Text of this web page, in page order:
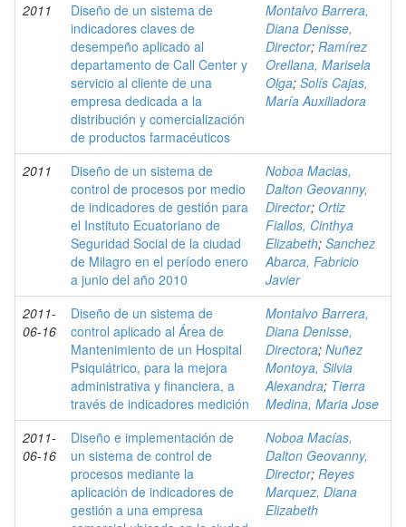
2011
Diseño de un sistema de
indicadores claves de
desempeño aplicado al
departamento de Call Center y
servicio al cliente de una
empresa dedicada a la
distribución y comercialización
de productos farmacéuticos
Montalvo Barrera,
Diana Denisse,
Director; Ramírez
Orellana, Marisela
Olga; Solís Cajas,
María Auxiliadora
2011
Diseño de un sistema de
control de procesos por medio
de indicadores de gestión para
el Instituto Ecuatoriano de
Seguridad Social de la ciudad
de Milagro en el período enero
a junio del año 2010
Noboa Macias,
Dalton Geovanny,
Director; Ortiz
Fiallos, Cinthya
Elizabeth; Sanchez
Abarca, Fabricio
Javier
2011-
06-16
Diseño de un sistema de
control aplicado al Área de
Mantenimiento de un Hospital
Psiquiátrico, para la mejora
administrativa y financiera, a
través de indicadores medición
Montalvo Barrera,
Diana Denisse,
Directora; Nuñez
Montoya, Silvia
Alexandra; Tierra
Medina, Maria Jose
2011-
06-16
Diseño e implementación de
un sistema de control de
procesos mediante la
aplicación de indicadores de
gestión a una empresa
Noboa Macías,
Dalton Geovanny,
Director; Reyes
Marquez, Diana
Elizabeth